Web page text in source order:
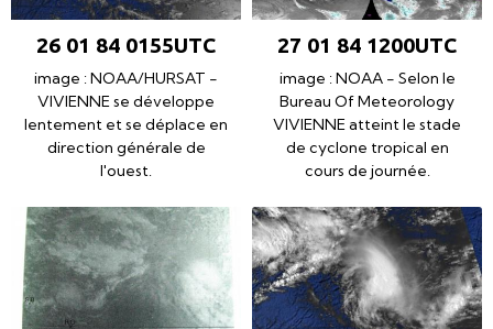
26 01 84 0155UTC
image : NOAA/HURSAT -
VIVIENNE se développe
lentement et se déplace en
direction générale de
l'ouest.
27 01 84 1200UTC
image : NOAA - Selon le
Bureau Of Meteorology
VIVIENNE atteint le stade
de cyclone tropical en
cours de journée.